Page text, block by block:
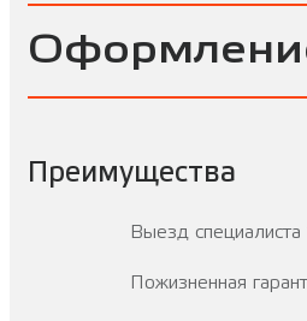
Преимущества
Выезд специалиста
Пожизненная